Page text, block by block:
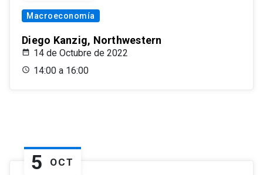
Macroeconomía
Diego Kanzig, Northwestern
14 de Octubre de 2022
14:00 a 16:00
5 OCT